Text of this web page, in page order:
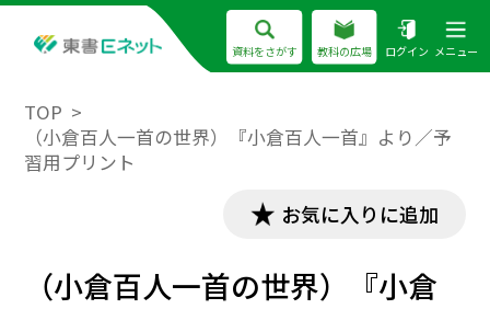
資料をさがす 教科の広場 ログイン メニュー
TOP
（小倉百人一首の世界）『小倉百人一首』より／予
習用プリント
お気に入りに追加
（小倉百人一首の世界）『小倉